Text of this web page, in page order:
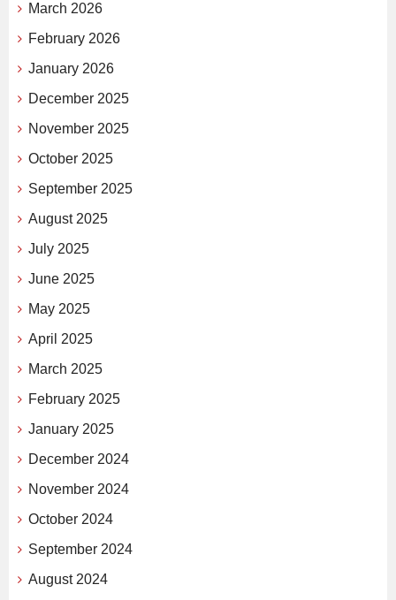
March 2026
February 2026
January 2026
December 2025
November 2025
October 2025
September 2025
August 2025
July 2025
June 2025
May 2025
April 2025
March 2025
February 2025
January 2025
December 2024
November 2024
October 2024
September 2024
August 2024